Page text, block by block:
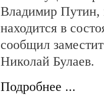
Владимир Путин,
находится в
сообщил
Николай Булаев.
Подробнее ...